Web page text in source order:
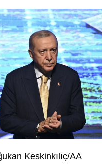
Keskinkılıç/AA